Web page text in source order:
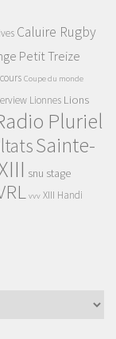
Caluire Rugby
Petit Treize
Coupe du monde
Lionnes Lions
Pluriel
Sainte-
snu stage
vvv XIII Handi